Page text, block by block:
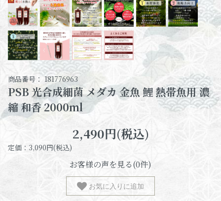
商品番号： 181776963
PSB 光合成細菌 メダカ 金魚 鯉 熱帯魚用 濃
縮 和香 2000ml
2,490円(税込)
定価：3,090円(税込)
お客様の声を見る(0件)
お気に入りに追加